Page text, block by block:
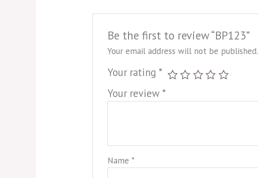
Be the first to review “BP123”
Your email address will not be published.
Your rating *
Your review *
Name *